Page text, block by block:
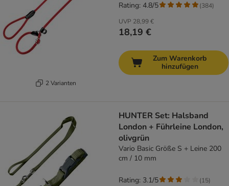
2 Varianten
UVP 28,99 €
18,19 €
Rating: 4.8/5 (384)
Zum Warenkorb
hinzufügen
HUNTER Set: Halsband
London + Führleine London,
olivgrün
Vario Basic Größe S + Leine 200
cm / 10 mm
Rating: 3.1/5 (15)